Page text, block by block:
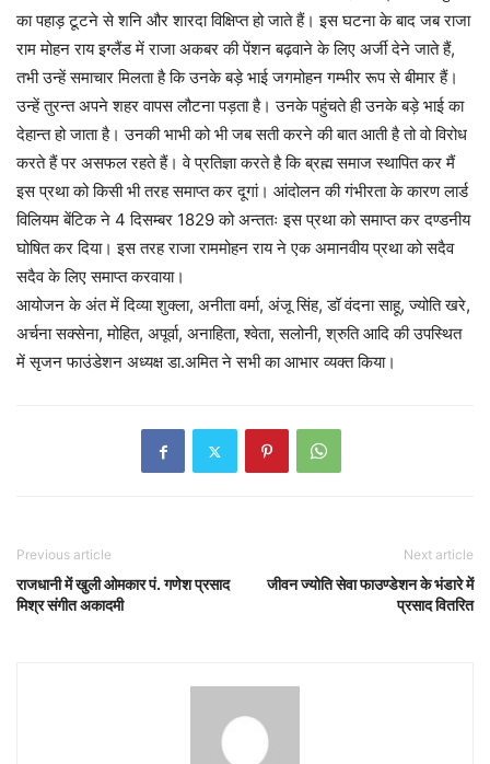
का पहाड़ टूटने से शनि और शारदा विक्षिप्त हो जाते हैं। इस घटना के बाद जब राजा
राम मोहन राय इग्लैंड में राजा अकबर की पेंशन बढ़वाने के लिए अर्जी देने जाते हैं,
तभी उन्हें समाचार मिलता है कि उनके बड़े भाई जगमोहन गम्भीर रूप से बीमार हैं।
उन्हें तुरन्त अपने शहर वापस लौटना पड़ता है। उनके पहुंचते ही उनके बड़े भाई का
देहान्त हो जाता है। उनकी भाभी को भी जब सती करने की बात आती है तो वो विरोध
करते हैं पर असफल रहते हैं। वे प्रतिज्ञा करते है कि ब्रह्म समाज स्थापित कर मैं
इस प्रथा को किसी भी तरह समाप्त कर दूगां। आंदोलन की गंभीरता के कारण लार्ड
विलियम बेंटिक ने 4 दिसम्बर 1829 को अन्ततः इस प्रथा को समाप्त कर दण्डनीय
घोषित कर दिया। इस तरह राजा राममोहन राय ने एक अमानवीय प्रथा को सदैव
सदैव के लिए समाप्त करवाया।
आयोजन के अंत में दिव्या शुक्ला, अनीता वर्मा, अंजू सिंह, डॉ वंदना साहू, ज्योति खरे,
अर्चना सक्सेना, मोहित, अपूर्वा, अनाहिता, श्वेता, सलोनी, श्रुति आदि की उपस्थित
में सृजन फाउंडेशन अध्यक्ष डा.अमित ने सभी का आभार व्यक्त किया।
Previous article
राजधानी में खुली ओमकार पं. गणेश प्रसाद
मिश्र संगीत अकादमी
Next article
जीवन ज्योति सेवा फाउण्डेशन के भंडारे में
प्रसाद वितरित